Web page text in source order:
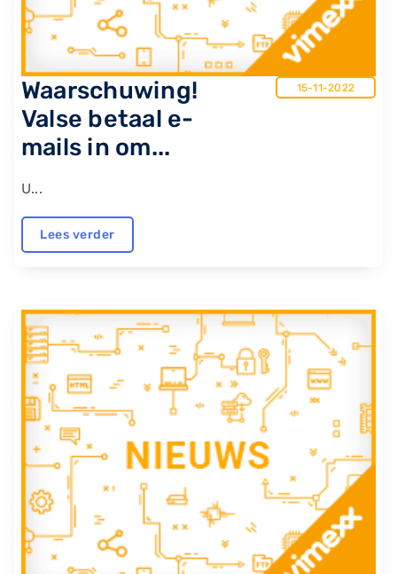
Waarschuwing!
Valse betaal e-
mails in om...
15-11-2022
U...
Lees verder